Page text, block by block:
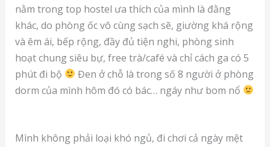
nằm trong top hostel ưa thích của mình là đằng
khác, do phòng ốc vô cùng sạch sẽ, giường khá rộng
và êm ái, bếp rộng, đầy đủ tiện nghi, phòng sinh
hoạt chung siêu bự, free trà/café và chỉ cách ga có 5
phút đi bộ
Đen ở chỗ là trong số 8 người ở phòng
dorm của mình hôm đó có bác… ngáy như bom nổ
Mình không phải loại khó ngủ, đi chơi cả ngày mệt